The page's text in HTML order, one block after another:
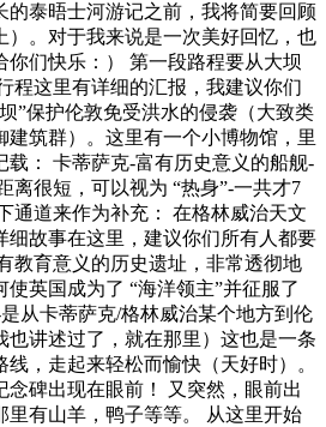
的泰晤士河游记之前，我将简要回顾
）。对于我来说是一次美好回忆，也
你们快乐：） 第一段路程要从大坝
程这里有详细的汇报，我建议你们
”保护伦敦免受洪水的侵袭（大致类
建筑群）。这里有一个小博物馆，里
载： 卡蒂萨克-富有历史意义的船舰-
离很短，可以视为 “热身”-一共才7
通道来作为补充： 在格林威治天文
细故事在这里，建议你们所有人都要
教育意义的历史遗址，非常透彻地
英国成为了 “海洋领主”并征服了
从卡蒂萨克/格林威治某个地方到伦
也讲述过了，就在那里）这也是一条
，走起来轻松而愉快（天好时）。
念碑出现在眼前！ 又突然，眼前出
里有山羊，鸭子等等。 从这里开始